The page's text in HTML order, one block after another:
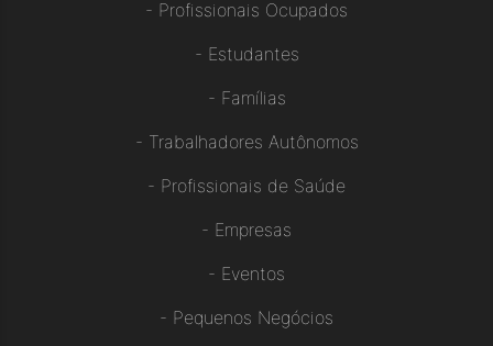
- Profissionais Ocupados
- Estudantes
- Famílias
- Trabalhadores Autônomos
- Profissionais de Saúde
- Empresas
- Eventos
- Pequenos Negócios